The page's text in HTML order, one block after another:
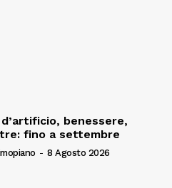
benessere,
fino a settembre
- 8 Agosto 2026